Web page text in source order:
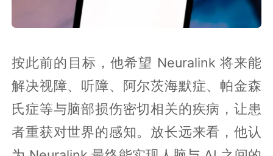
按此前的目标，他希望 Neuralink 将来能
解决视障、听障、阿尔茨海默症、帕金森
氏症等与脑部损伤密切相关的疾病，让患
者重获对世界的感知。放长远来看，他认